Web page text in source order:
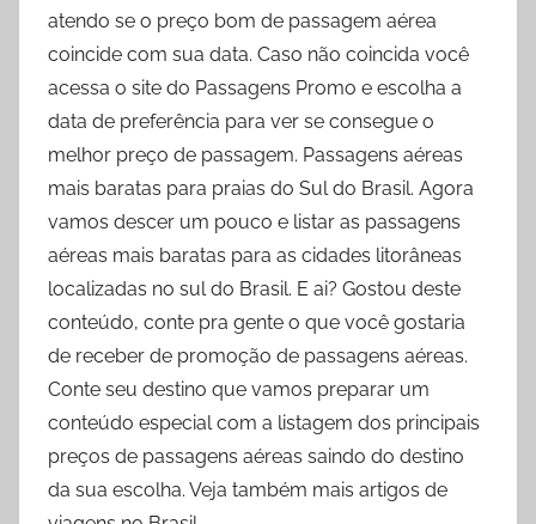
atendo se o preço bom de passagem aérea
coincide com sua data. Caso não coincida você
acessa o site do Passagens Promo e escolha a
data de preferência para ver se consegue o
melhor preço de passagem. Passagens aéreas
mais baratas para praias do Sul do Brasil. Agora
vamos descer um pouco e listar as passagens
aéreas mais baratas para as cidades litorâneas
localizadas no sul do Brasil. E ai? Gostou deste
conteúdo, conte pra gente o que você gostaria
de receber de promoção de passagens aéreas.
Conte seu destino que vamos preparar um
conteúdo especial com a listagem dos principais
preços de passagens aéreas saindo do destino
da sua escolha. Veja também mais artigos de